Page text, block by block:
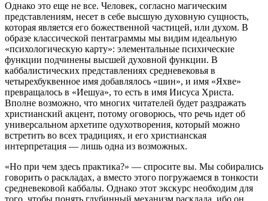
Однако это еще не все. Человек, согласно магическим
представлениям, несет в себе высшую духовную сущность,
которая является его божественной частицей, или духом. В
образе классической пентаграммы мы видим идеальную
«психологическую карту»: элементальные психические
функции подчинены высшей духовной функции. В
каббалистических представлениях средневековья в
четырехбуквенное имя добавлялось «шин», и имя «Яхве»
превращалось в «Иешуа», то есть в имя Иисуса Христа.
Вполне возможно, что многих читателей будет раздражать
христианский акцент, потому оговорюсь, что речь идет об
универсальном архетипе одухотворения, который можно
встретить во всех традициях, и его христианская
интерпретация — лишь одна из возможных.
«Но при чем здесь практика?» — спросите вы. Мы собирались
говорить о раскладах, а вместо этого погружаемся в тонкости
средневековой каббалы. Однако этот экскурс необходим для